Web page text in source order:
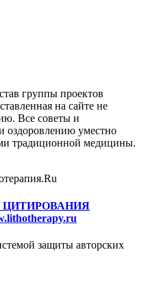
группы проектов
на сайте не
Все советы и
оздоровлению уместно
традиционной медицины.
ЦИТИРОВАНИЯ
защиты авторских